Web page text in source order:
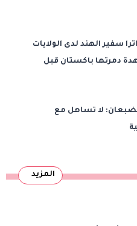
سفير الهند لدى الولايات
دمرتها باكستان قبل
لا تساهل مع
المزيد